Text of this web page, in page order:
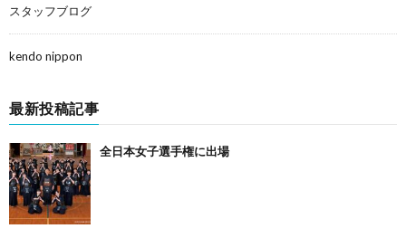
スタッフブログ
kendo nippon
最新投稿記事
全日本女子選手権に出場